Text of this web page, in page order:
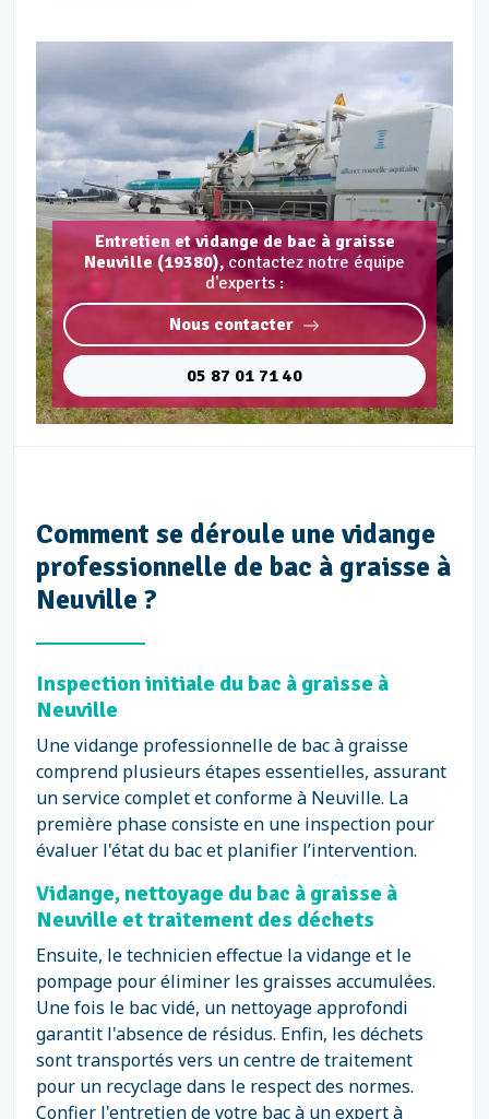
Entretien et vidange de bac à graisse
Neuville (19380), contactez notre équipe
d'experts :
Nous contacter
05 87 01 71 40
Comment se déroule une vidange
professionnelle de bac à graisse à
Neuville ?
Inspection initiale du bac à graisse à
Neuville
Une vidange professionnelle de bac à graisse
comprend plusieurs étapes essentielles, assurant
un service complet et conforme à Neuville. La
première phase consiste en une inspection pour
évaluer l'état du bac et planifier l’intervention.
Vidange, nettoyage du bac à graisse à
Neuville et traitement des déchets
Ensuite, le technicien effectue la vidange et le
pompage pour éliminer les graisses accumulées.
Une fois le bac vidé, un nettoyage approfondi
garantit l'absence de résidus. Enfin, les déchets
sont transportés vers un centre de traitement
pour un recyclage dans le respect des normes.
Confier l'entretien de votre bac à un expert à